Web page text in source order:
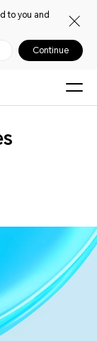
to you and
Continue